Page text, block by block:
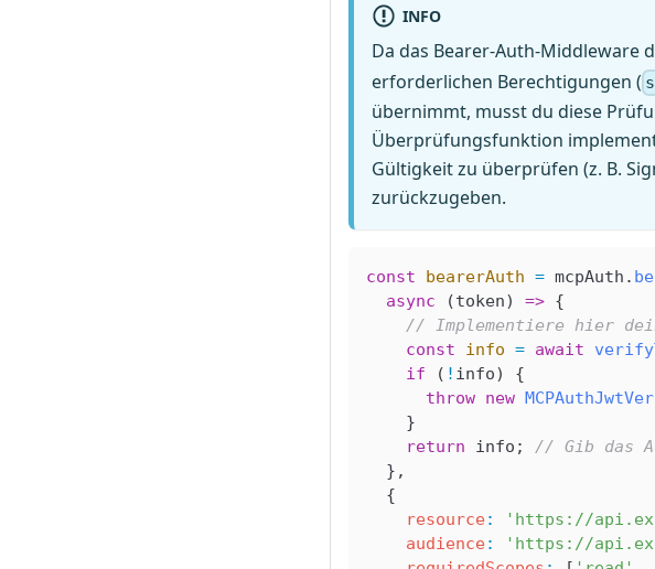
INFO
Da das Bearer-Auth-Middleware
erforderlichen Berechtigungen (
übernimmt, musst du diese
Überprüfungsfunktion
Gültigkeit zu überprüfen (z. B.
zurückzugeben.
const bearerAuth = mcpAuth .
  async
(token) => {
// Implementiere hier
    const
info = await
    if
( ! info) {
      throw
new
    }
    return
info ; // Gib das
  },
  {
    resource
: 'https://
    audience
: 'https://